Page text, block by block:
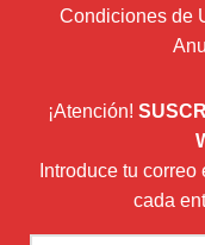
Condiciones de
¡Atención!
Introduce tu
cada